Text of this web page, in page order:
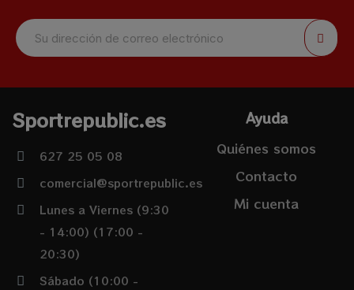
Sportrepublic.es
627 25 05 08
comercial@sportrepublic.es
Lunes a Viernes (9:30
- 14:00) (17:00 -
20:30)
Sábado (10:00 -
Ayuda
Quiénes somos
Contacto
Mi cuenta